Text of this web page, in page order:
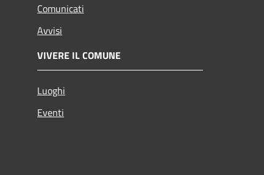
Comunicati
Avvisi
VIVERE IL COMUNE
Luoghi
Eventi